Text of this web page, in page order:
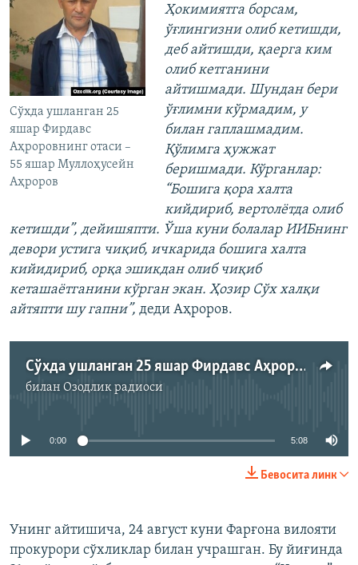
Сўхда ушланган 25
яшар Фирдавс
Аҳроровнинг отаси –
55 яшар Муллоҳусейн
Аҳроров
Ҳокимиятга борсам,
ўғлингизни олиб кетишди,
деб айтишди, қаерга ким
олиб кетганини
айтишмади. Шундан бери
ўғлимни кўрмадим, у
билан гаплашмадим.
Қўлимга ҳужжат
беришмади. Кўрганлар:
“Бошига қора халта
кийдириб, вертолётда олиб
кетишди”, дейишяпти. Ўша куни болалар ИИБнинг
девори устига чиқиб, ичкарида бошига халта
кийидириб, орқа эшикдан олиб чиқиб
кеташаётганини кўрган экан. Ҳозир Сўх халқи
айтяпти шу гапни”, деди Аҳроров.
Сўхда ушланган 25 яшар Фирдавс Аҳроровнинг отаси – Муллоҳусейн Аҳроров билан суҳбат
билан Озодлик радиоси
Айни дамда медиа-манба мавжуд эмас
0:00 5:08
Бевосита линк
Унинг айтишича, 24 август куни Фарғона вилояти
прокурори сўхликлар билан учрашган. Бу йиғинда